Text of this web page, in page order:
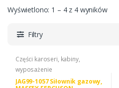
Wyświetlono: 1 – 4 z 4 wyników
Filtry
Części karoseri, kabiny,
wyposażenie
JAG99-1057 Siłownik gazowy,